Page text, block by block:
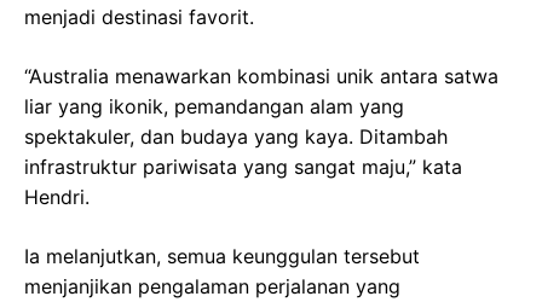
menjadi destinasi favorit.
“Australia menawarkan kombinasi unik antara satwa
liar yang ikonik, pemandangan alam yang
spektakuler, dan budaya yang kaya. Ditambah
infrastruktur pariwisata yang sangat maju,” kata
Hendri.
Ia melanjutkan, semua keunggulan tersebut
menjanjikan pengalaman perjalanan yang